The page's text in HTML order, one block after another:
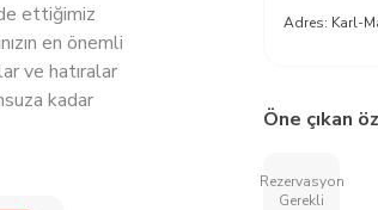
ettiğimiz
en önemli
ve hatıralar
kadar
Adres: Karl-
Öne çıkan
Rezervasyon
Gerekli